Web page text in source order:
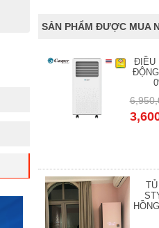
SẢN PHẨM ĐƯỢC MUA
ĐIỀU